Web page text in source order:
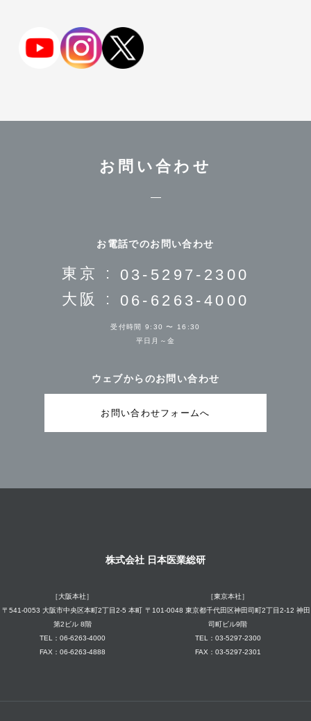
お問い合わせ
お電話でのお問い合わせ
東京 : 03-5297-2300
大阪 : 06-6263-4000
受付時間 9:30 〜 16:30
平日月～金
ウェブからのお問い合わせ
お問い合わせフォームへ
株式会社 日本医業総研
［大阪本社］
〒541-0053 大阪市中央区本町2丁目2-5 本町
第2ビル 8階
TEL：06-6263-4000
FAX：06-6263-4888
［東京本社］
〒101-0048 東京都千代田区神田司町2丁目2-12 神田
司町ビル9階
TEL：03-5297-2300
FAX：03-5297-2301